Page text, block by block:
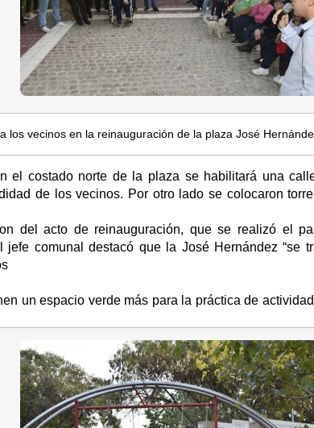
los vecinos en la reinauguración de la plaza José
el costado norte de la plaza se habilitará una
de los vecinos. Por otro lado se colocaron
del acto de reinauguración, que se realizó el
jefe comunal destacó que la José Hernández “se
un espacio verde más para la práctica de